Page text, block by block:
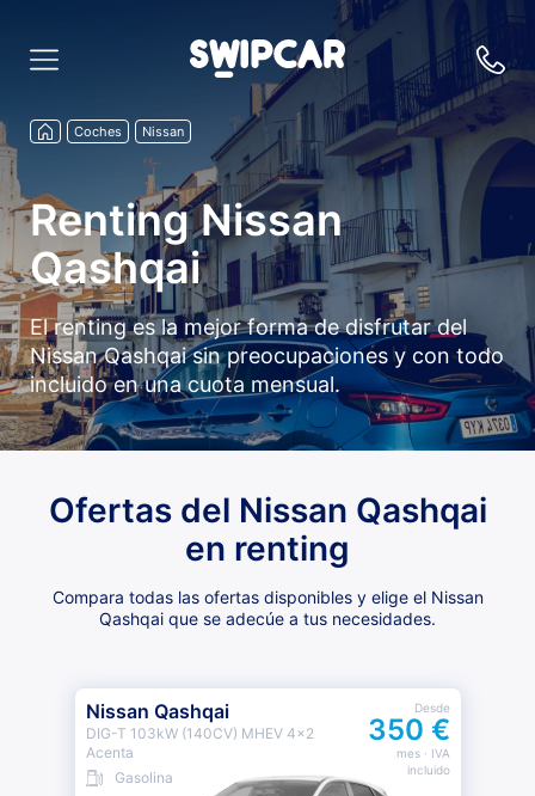
Coches Nissan
Renting Nissan
Qashqai
El renting es la mejor forma de disfrutar del
Nissan Qashqai sin preocupaciones y con todo
incluido en una cuota mensual.
Ofertas del Nissan Qashqai
en renting
Compara todas las ofertas disponibles y elige el Nissan
Qashqai que se adecúe a tus necesidades.
Nissan Qashqai
DIG-T 103kW (140CV) MHEV 4x2
Acenta
Gasolina
Desde
350 €
mes· IVA
incluido